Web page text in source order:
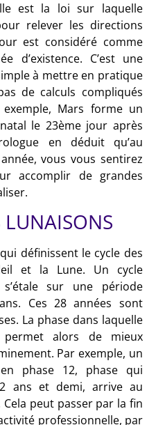
est la loi sur laquelle
relever les directions
est considéré comme
d’existence. C’est une
à mettre en pratique
de calculs compliqués
Mars forme un
le 23ème jour après
en déduit qu’au
vous vous sentirez
accomplir de grandes
LUNAISONS
définissent le cycle des
et la Lune. Un cycle
sur une période
Ces 28 années sont
La phase dans laquelle
alors de mieux
Par exemple, un
phase 12, phase qui
ans et demi, arrive au
Cela peut passer par la fin
professionnelle, par